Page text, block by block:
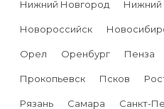
Нижний Новгород Нижний
Новороссийск
Орел Оренбург Пенза
Прокопьевск Псков
Рязань Самара Санкт-